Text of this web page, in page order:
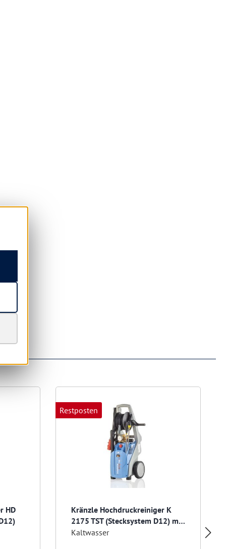
HD
Restposten
Kränzle Hochdruckreiniger K
2175 TST (Stecksystem D12) mit
Schlauchtrommel
Kaltwasser